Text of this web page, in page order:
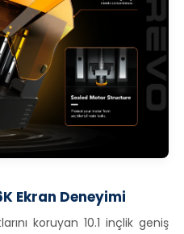
Ekran Deneyimi
koruyan 10.1 inçlik geniş